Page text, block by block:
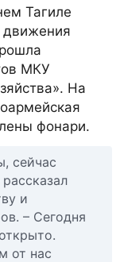
Тагиле
движения
МКУ
На
фонари.
сейчас
и
– Сегодня
от нас